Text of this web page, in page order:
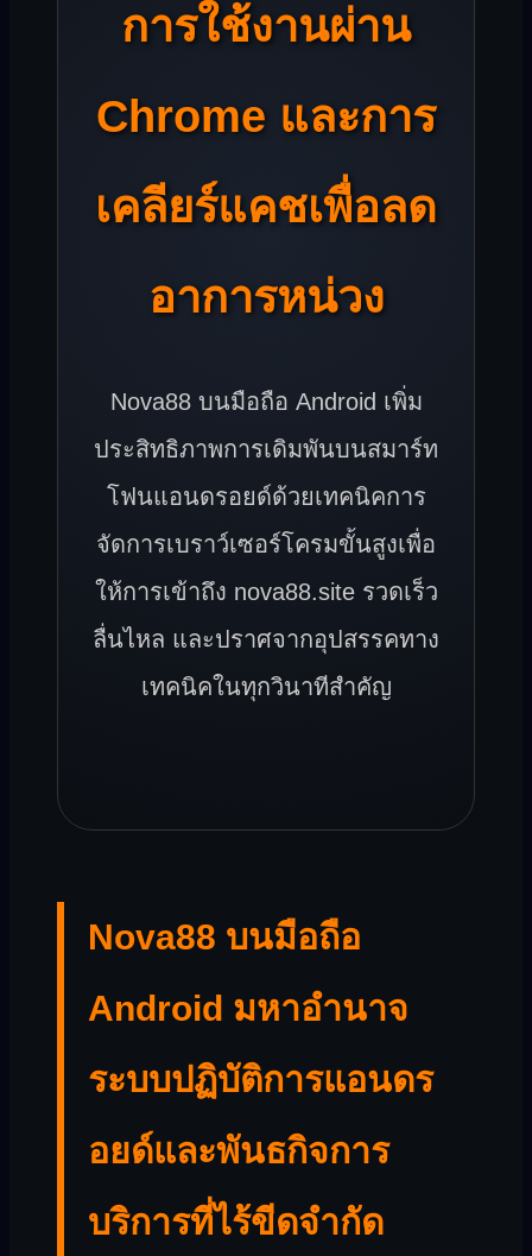
การใช้งานผ่าน
Chrome และการ
เคลียร์แคชเพื่อลด
อาการหน่วง
Nova88 บนมือถือ Android เพิ่ม
ประสิทธิภาพการเดิมพันบนสมาร์ท
โฟนแอนดรอยด์ด้วยเทคนิคการ
จัดการเบราว์เซอร์โครมขั้นสูงเพื่อ
ให้การเข้าถึง nova88.site รวดเร็ว
ลื่นไหล และปราศจากอุปสรรคทาง
เทคนิคในทุกวินาทีสำคัญ
Nova88 บนมือถือ
Android มหาอำนาจ
ระบบปฏิบัติการแอนดร
อยด์และพันธกิจการ
บริการที่ไร้ขีดจำกัด